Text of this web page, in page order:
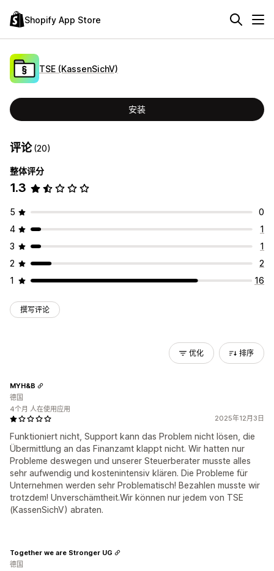
Shopify App Store
TSE (KassenSichV)
安装
评论(20)
整体评分
1.3
5
0
4
1
3
1
2
2
1
16
撰写评论
优化 排序
2025年12月3日
Funktioniert nicht, Support kann das Problem nicht lösen, die
Übermittlung an das Finanzamt klappt nicht. Wir hatten nur
Probleme deswegen und unserer Steuerberater musste alles
sehr aufwendig und kostenintensiv klären. Die Probleme für
Unternehmen werden sehr Problematisch! Bezahlen musste wir
trotzdem! Unverschämtheit.Wir können nur jedem von TSE
(KassenSichV) abraten.
MYH&B
德国
4个月 人在使用应用
Together we are Stronger UG
德国